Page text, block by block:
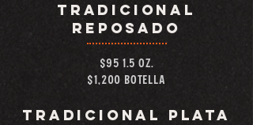
TRADICIONAL
REPOSADO
$95 1.5 OZ.
$1,200 botella
TRADICIONAL PLATA